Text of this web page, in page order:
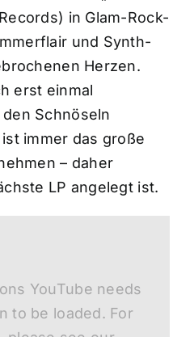
in Glam-Rock-
und Synth-
Herzen.
erst einmal
Schnöseln
immer das große
– daher
LP angelegt ist.
YouTube needs
to be loaded. For